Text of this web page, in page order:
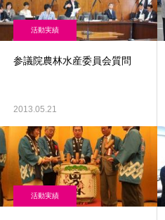
活動実績
参議院農林水産委員会質問
2013.05.21
活動実績